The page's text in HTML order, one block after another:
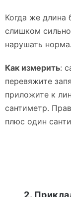
Когда же длина
слишком
нарушать
Как измерить:
перевяжите
приложите к
сантиметр.
плюс один
2.